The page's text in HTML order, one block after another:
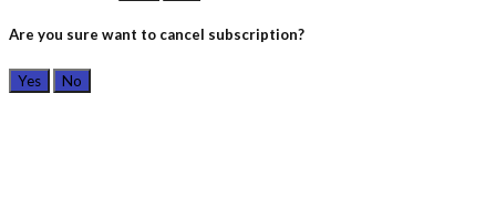
Are you sure want to cancel subscription?
Yes No